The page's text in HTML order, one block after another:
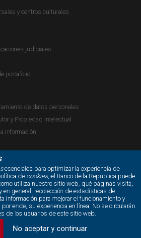
Financieros -
de 2014
FEBRERO DE 2015
(BR) genera información para la
rendición de cuentas y la difusión
el Reporte de Mercados
a cumplir con el servicio
Financieros -
de 2014
OCTUBRE DE 2014
2014 estuvo caracterizado por una
los mercados financieros
al trimestre anterior,
incertidumbre sobre el inicio de la
esenciales para optimizar la experiencia de
de cookies, el Banco de la República puede
utiliza nuestro sitio web, qué páginas visita,
en general, recolección de estadísticas de
información para mejorar el funcionamiento y
ende, su experiencia en línea. No se circularán
de los usuarios de este sitio web.
No aceptar y continuar
y centros culturales
judiciales
portafolio
de datos personales
y Propiedad intelectual
información
REDES SOCIALES: